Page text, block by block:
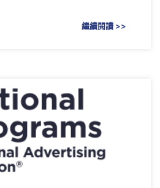
繼續閱讀 >>